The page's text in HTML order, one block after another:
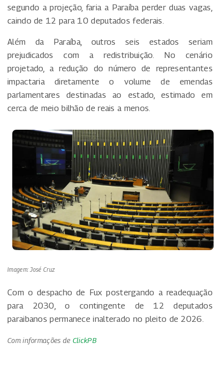
segundo a projeção, faria a Paraíba perder duas vagas,
caindo de 12 para 10 deputados federais.
Além da Paraíba, outros seis estados seriam
prejudicados com a redistribuição. No cenário
projetado, a redução do número de representantes
impactaria diretamente o volume de emendas
parlamentares destinadas ao estado, estimado em
cerca de meio bilhão de reais a menos.
Imagem: José Cruz
Com o despacho de Fux postergando a readequação
para 2030, o contingente de 12 deputados
paraibanos permanece inalterado no pleito de 2026.
Com informações de ClickPB